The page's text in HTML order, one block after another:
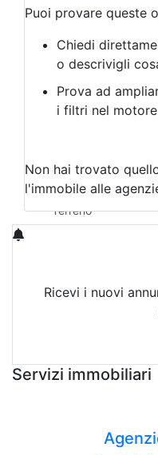
Bar/Ristorante
Albergo
Laboratorio
Negozio/locale
Agriturismo
Magazzini
Qualsiasi
Terreno edificabile
Terreno
Puoi provare queste
Chiedi
o descrivigli
Prova ad
i filtri nel
Non hai trovato
l'immobile alle
Ricevi i nuovi
Servizi immobiliari